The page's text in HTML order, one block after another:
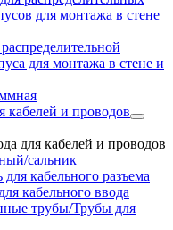
для монтажа в стене
для монтажа в стене и
кабелей и проводов
для кабелей и проводов
сальник
кабельного разъема
кабельного ввода
трубы/Трубы для